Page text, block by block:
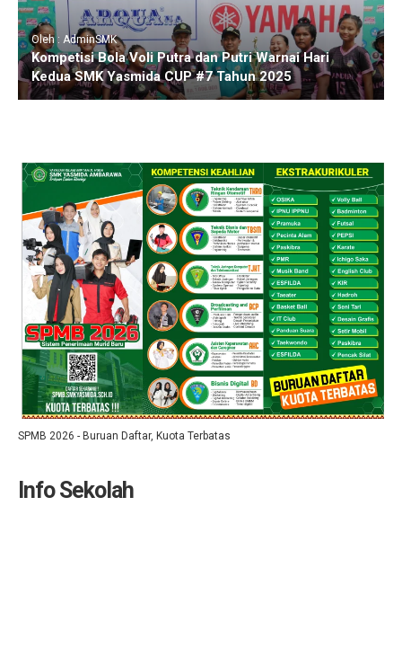
Oleh : AdminSMK
Kompetisi Bola Voli Putra dan Putri Warnai Hari
Kedua SMK Yasmida CUP #7 Tahun 2025
SPMB 2026 - Buruan Daftar, Kuota Terbatas
Info Sekolah